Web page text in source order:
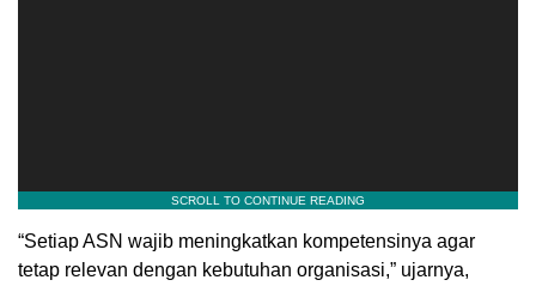
“Setiap ASN wajib meningkatkan kompetensinya agar
tetap relevan dengan kebutuhan organisasi,” ujarnya,